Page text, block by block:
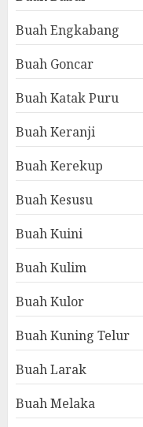
Buah Engkabang
Buah Goncar
Buah Katak Puru
Buah Keranji
Buah Kerekup
Buah Kesusu
Buah Kuini
Buah Kulim
Buah Kulor
Buah Kuning Telur
Buah Larak
Buah Melaka